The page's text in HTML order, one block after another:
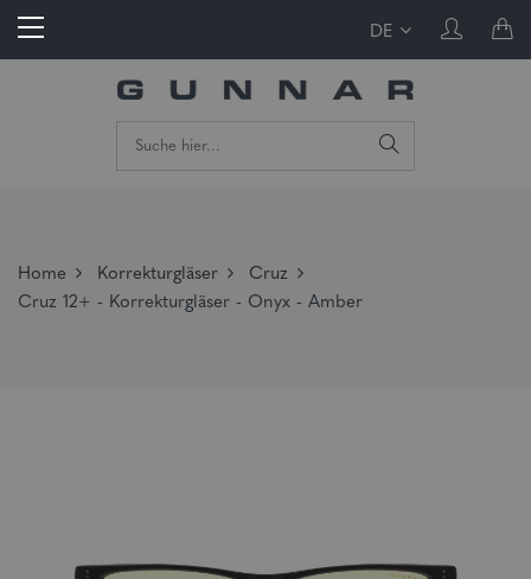
DE
Home Korrekturgläser
Cruz
Cruz 12+ - Korrekturgläser - Onyx - Amber